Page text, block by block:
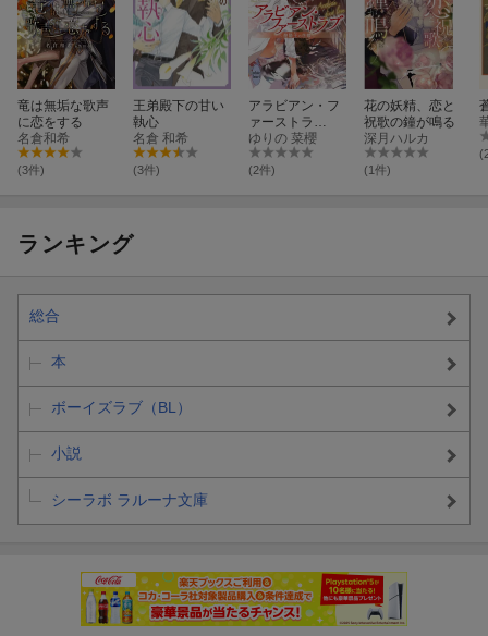
竜は無垢な歌声
に恋をする
名倉和希
(3件)
王弟殿下の甘い
執心
名倉 和希
(3件)
アラビアン・フ
ァーストラ
ブ 〜煌陽王の
花嫁〜
ゆりの 菜櫻
(2件)
花の妖精、恋と
祝歌の鐘が鳴る
深月ハルカ
(1件)
ランキング
総合
本
ボーイズラブ（BL）
小説
シーラボ ラルーナ文庫